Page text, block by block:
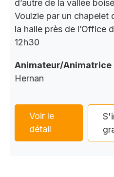
d’autre de la vallée
Voulzie par un chapelet
la halle près de l’Office
12h30
Animateur/Animatrice
Hernan
Voir le
détail